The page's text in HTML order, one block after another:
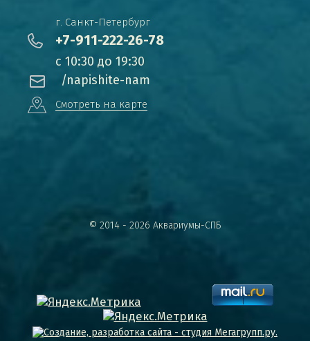
г. Санкт-Петербург
+7-911-222-26-78
с 10:30 до 19:30
/napishite-nam
Смотреть на карте
© 2014 - 2026 Аквариумы-СПБ